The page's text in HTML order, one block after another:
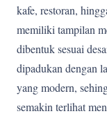
kafe, restoran,
memiliki tampilan
dibentuk sesuai
dipadukan dengan
yang modern,
semakin terlihat